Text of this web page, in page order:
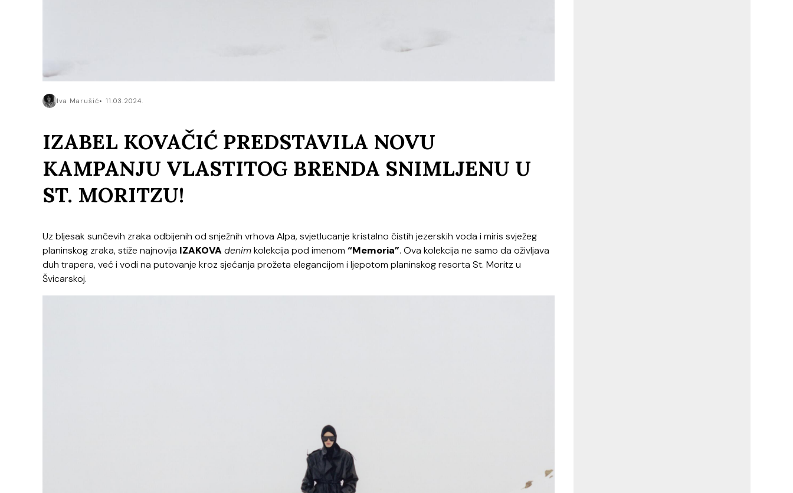
Iva Marušić 11.03.2024.
IZABEL KOVAČIĆ PREDSTAVILA NOVU
KAMPANJU VLASTITOG BRENDA SNIMLJENU U
ST. MORITZU!
Uz bljesak sunčevih zraka odbijenih od snježnih vrhova Alpa, svjetlucanje kristalno čistih jezerskih voda i miris svježeg
planinskog zraka, stiže najnovija IZAKOVA denimkolekcija pod imenom “Memoria”. Ova kolekcija ne samo da oživljava
duh trapera, već i vodi na putovanje kroz sjećanja prožeta elegancijom i ljepotom planinskog resorta St. Moritz u
Švicarskoj.